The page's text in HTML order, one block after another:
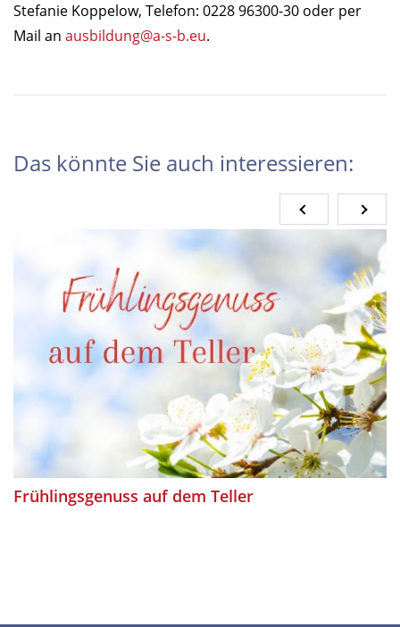
Stefanie Koppelow, Telefon: 0228 96300-30 oder per
Mail an ausbildung@a-s-b.eu.
Das könnte Sie auch interessieren:
Frühlingsgenuss auf dem Teller